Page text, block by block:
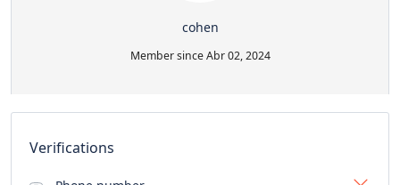
cohen
Member since Abr 02, 2024
Verifications